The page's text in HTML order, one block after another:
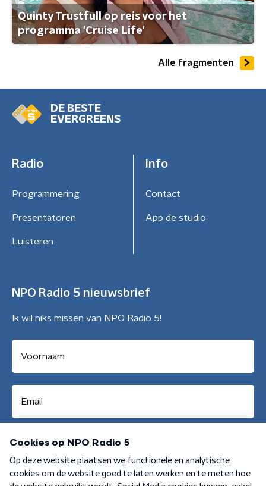
Quinty Trustfull op reis voor het
programma 'Cruise Life'
Alle fragmenten
DE BESTE
EVERGREENS
Radio
Programmering
Presentatoren
Luisteren
Info
Contact
App de studio
NPO Radio 5 nieuwsbrief
Ik wil niks missen van NPO Radio 5!
Aanmelden